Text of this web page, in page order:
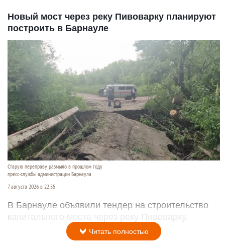
Новый мост через реку Пивоварку планируют
построить в Барнауле
Старую переправу размыло в прошлом году
пресс-службы администрации Барнаула
7 августа 2026 в 22:55
В Барнауле объявили тендер на строительство
капитального моста через реку Пивоварку.
Читать полностью